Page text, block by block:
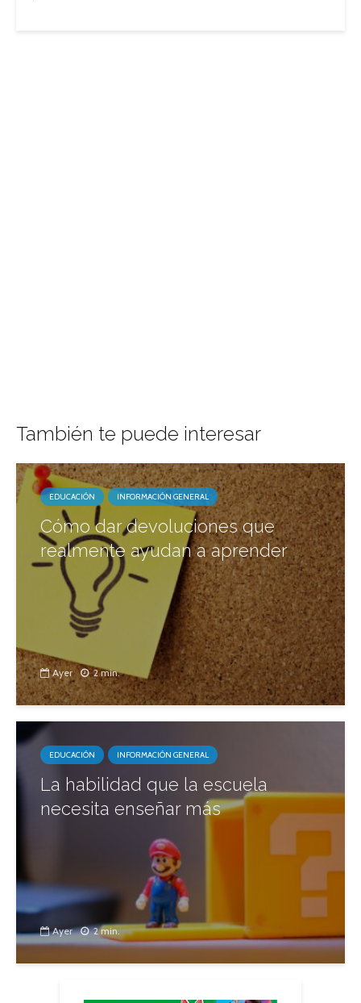
También te puede interesar
EDUCACIÓN INFORMACIÓN GENERAL
Cómo dar devoluciones que
realmente ayudan a aprender
Ayer 2 min.
EDUCACIÓN INFORMACIÓN GENERAL
La habilidad que la escuela
necesita enseñar más
Ayer 2 min.